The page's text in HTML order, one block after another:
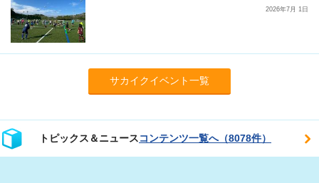
2026年7月 1日
サカイクイベント一覧
トピックス＆ニュースコンテンツ一覧へ（8078件）